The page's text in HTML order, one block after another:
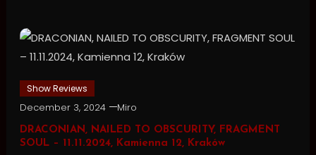
Show Reviews
December 3, 2024 Miro
DRACONIAN, NAILED TO OBSCURITY, FRAGMENT
SOUL – 11.11.2024, Kamienna 12, Kraków